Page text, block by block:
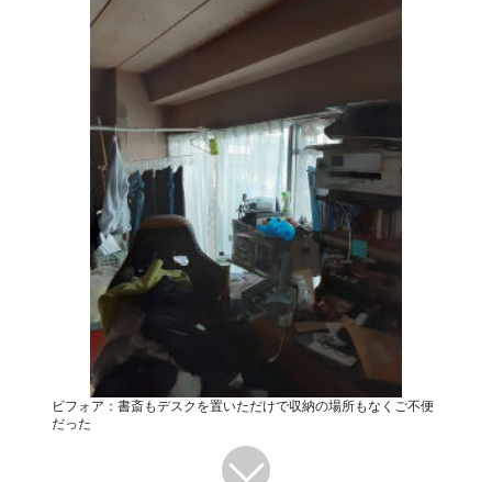
ビフォア：書斎もデスクを置いただけで収納の場所もなくご不便
だった